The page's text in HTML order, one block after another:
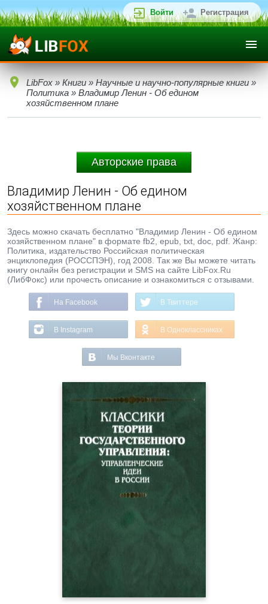
Войти Регистрация
LibFox » Книги » Научные и научно-популярные книги »
Политика » Владимир Ленин - Об едином
хозяйственном плане
Авторские права
Владимир Ленин - Об едином
хозяйственном плане
Здесь можно скачать бесплатно "Владимир Ленин - Об едином
хозяйственном плане" в формате fb2, epub, txt, doc, pdf. Жанр:
Политика, издательство Российская политическая
энциклопедия (РОССПЭН), год 2008. Так же Вы можете читать
книгу онлайн без регистрации и SMS на сайте LibFox.Ru
(ЛибФокс) или прочесть описание и ознакомиться с отзывами.
На Facebook В Твиттере
В Instagram В Одноклассниках
Мы Вконтакте